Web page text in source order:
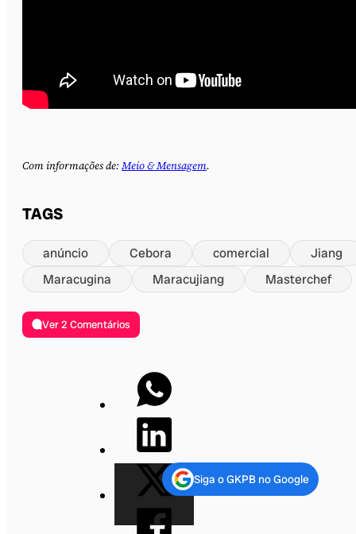
Com informações de: Meio & Mensagem.
TAGS
anúncio Cebora comercial
Jiang
Maracugina
Maracujiang Masterchef
Ver 2 Comentários
Siga o GKPB no Google